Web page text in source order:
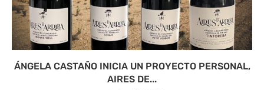
ÁNGELA CASTAÑO INICIA UN PROYECTO PERSONAL,
AIRES DE...